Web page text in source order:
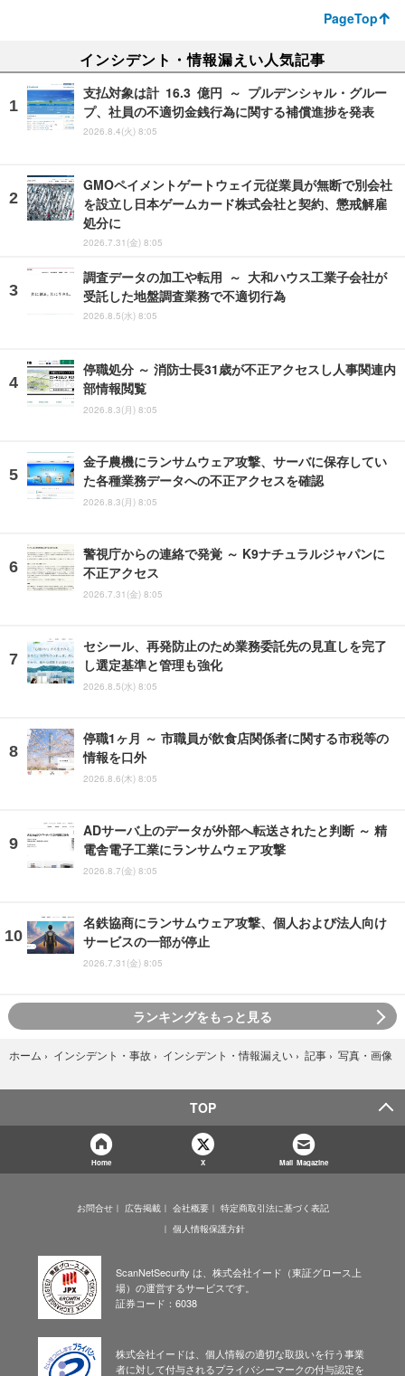
PageTop
インシデント・情報漏えい人気記事
支払対象は計 16.3 億円 ～ プルデンシャル・グルー
プ、社員の不適切金銭行為に関する補償進捗を発表
2026.8.4(火) 8:05
GMOペイメントゲートウェイ元従業員が無断で別会社
を設立し日本ゲームカード株式会社と契約、懲戒解雇
処分に
2026.7.31(金) 8:05
調査データの加工や転用 ～ 大和ハウス工業子会社が
受託した地盤調査業務で不適切行為
2026.8.5(水) 8:05
停職処分 ～ 消防士長31歳が不正アクセスし人事関連内
部情報閲覧
2026.8.3(月) 8:05
金子農機にランサムウェア攻撃、サーバに保存してい
た各種業務データへの不正アクセスを確認
2026.8.3(月) 8:05
警視庁からの連絡で発覚 ～ K9ナチュラルジャパンに
不正アクセス
2026.7.31(金) 8:05
セシール、再発防止のため業務委託先の見直しを完了
し選定基準と管理も強化
2026.8.5(水) 8:05
停職1ヶ月 ～ 市職員が飲食店関係者に関する市税等の
情報を口外
2026.8.6(木) 8:05
ADサーバ上のデータが外部へ転送されたと判断 ～ 精
電舎電子工業にランサムウェア攻撃
2026.8.7(金) 8:05
名鉄協商にランサムウェア攻撃、個人および法人向け
サービスの一部が停止
2026.7.31(金) 8:05
ランキングをもっと見る
ホーム › インシデント・事故 › インシデント・情報漏えい › 記事 › 写真・画像
TOP
Home X Mail Magazine
お問合せ 広告掲載 会社概要
特定商取引法に基づく表記
個人情報保護方針
ScanNetSecurity は、株式会社イード（東証グロース上
場）の運営するサービスです。
証券コード：6038
株式会社イードは、個人情報の適切な取扱いを行う事業
者に対して付与されるプライバシーマークの付与認定を